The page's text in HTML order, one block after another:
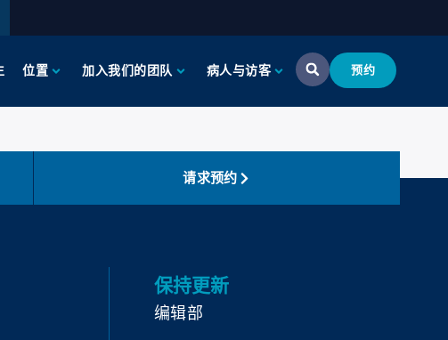
位置 加入我们的团队 病人与访客 预约
请求预约
保持更新
编辑部